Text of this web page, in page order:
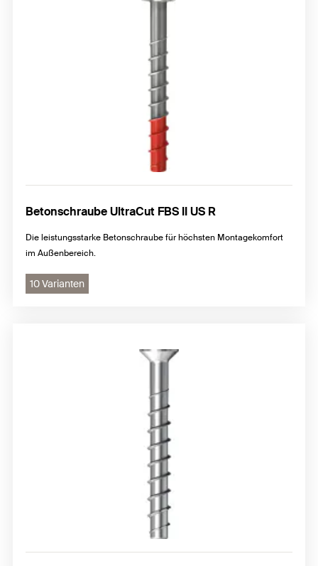
Betonschraube UltraCut FBS II US R
Die leistungsstarke Betonschraube für höchsten Montagekomfort
im Außenbereich.
10 Varianten